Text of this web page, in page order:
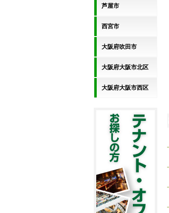
芦屋市
西宮市
大阪府吹田市
大阪府大阪市北区
大阪府大阪市西区